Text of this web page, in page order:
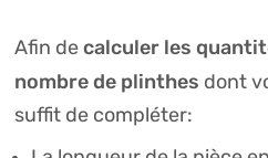
Afin decalculer les
nombre de plinthes dont
suffit de compléter: